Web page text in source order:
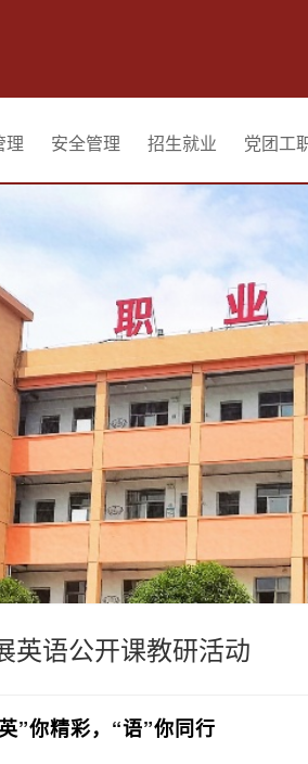
理 安全管理 招生就业 党团工
英语公开课教研活动
”你精彩，“语”你同行